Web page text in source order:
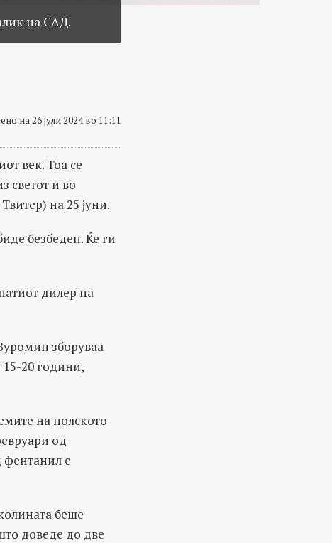
на САД.
на 26 јули 2024 во 11:11
век. Тоа се
светот и во
на 25 јуни.
безбеден. Ќе ги
дилер на
зборуваа
15-20 години,
на полското
од
фентанил е
беше
доведе до две